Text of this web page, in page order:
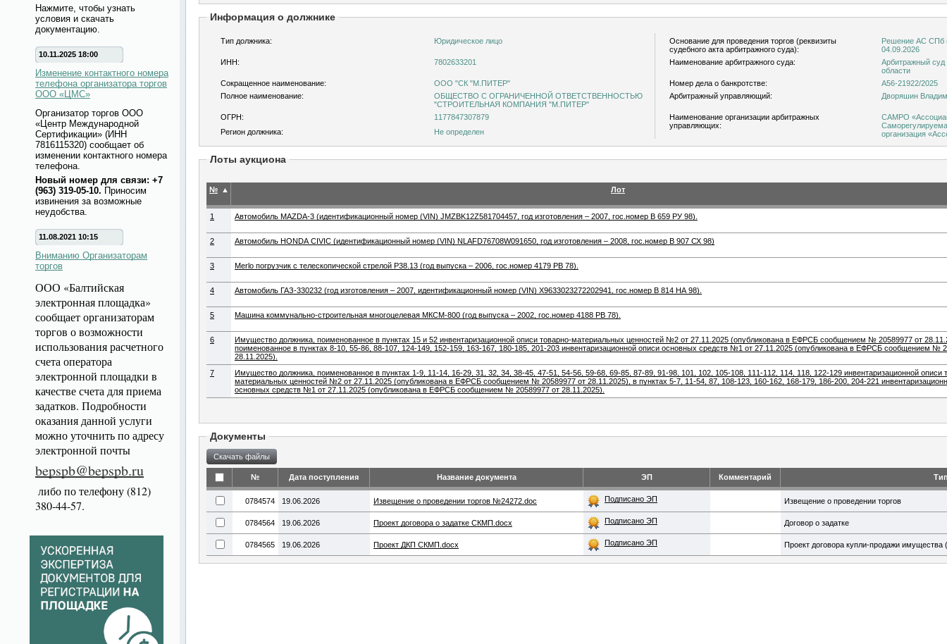
Нажмите, чтобы узнать
условия и скачать
документацию.
10.11.2025 18:00
Изменение контактного номера
телефона организатора торгов
ООО «ЦМС»
Организатор торгов ООО
«Центр Международной
Сертификации» (ИНН
7816115320) сообщает об
изменении контактного номера
телефона.
Новый номер для связи: +7
(963) 319-05-10. Приносим
извинения за возможные
неудобства.
11.08.2021 10:15
Вниманию Организаторам
торгов
ООО «Балтийская
электронная площадка»
сообщает организаторам
торгов о возможности
использования расчетного
счета оператора
электронной площадки в
качестве счета для приема
задатков. Подробности
оказания данной услуги
можно уточнить по адресу
электронной почты
bepspb@bepspb.ru
либо по телефону (812)
380-44-57.
Информация о должнике
Тип должника: Юридическое лицо
Основание для проведения торгов (реквизиты
судебного акта арбитражного суда):
Решение АС СПб
04.09.2026
ИНН:
7802633201 Наименование арбитражного суда:
Арбитражный суд
области
Сокращенное наименование:
ООО "СК "М.ПИТЕР" Номер дела о банкротстве:
А56-21922/2025
Полное наименование:
ОБЩЕСТВО С ОГРАНИЧЕННОЙ ОТВЕТСТВЕННОСТЬЮ
"СТРОИТЕЛЬНАЯ КОМПАНИЯ "М.ПИТЕР"
Арбитражный управляющий: Дворяшин
ОГРН: 1177847307879
Наименование организации арбитражных
управляющих:
САМРО
организация
Регион должника: Не определен
Лоты аукциона
№ ▲ Лот
1 Автомобиль MAZDA-3 (идентификационный номер (VIN) JMZBK12Z581704457, год изготовления – 2007, гос.номер В 659 РУ 98).
2 Автомобиль HONDA CIVIC (идентификационный номер (VIN) NLAFD76708W091650, год изготовления – 2008, гос.номер В 907 СХ 98)
3 Merlo погрузчик с телескопической стрелой Р38.13 (год выпуска – 2006, гос.номер 4179 РВ 78).
4 Автомобиль ГАЗ-330232 (год изготовления – 2007, идентификационный номер (VIN) Х9633023272202941, гос.номер В 814 НА 98).
5 Машина коммунально-строительная многоцелевая МКСМ-800 (год выпуска – 2002, гос.номер 4188 РВ 78).
6
Имущество должника, поименованное в пунктах 15 и 52 инвентаризационной описи товарно-материальных ценностей №2 от 27.11.2025 (опубликована в ЕФРСБ сообщением № 20589977 от
поименованное в пунктах 8-10, 55-86, 88-107, 124-149, 152-159, 163-167, 180-185, 201-203 инвентаризационной описи основных средств №1 от 27.11.2025 (опубликована в ЕФРСБ сообщением №
28.11.2025).
7
Имущество должника, поименованное в пунктах 1-9, 11-14, 16-29, 31, 32, 34, 38-45, 47-51, 54-56, 59-68, 69-85, 87-89, 91-98, 101, 102, 105-108, 111-112, 114, 118, 122-129 инвентаризационной описи
материальных ценностей №2 от 27.11.2025 (опубликована в ЕФРСБ сообщением № 20589977 от 28.11.2025), в пунктах 5-7, 11-54, 87, 108-123, 160-162, 168-179, 186-200, 204-221
основных средств №1 от 27.11.2025 (опубликована в ЕФРСБ сообщением № 20589977 от 28.11.2025).
Документы
№ Дата поступления Название документа ЭП Комментарий
0784574 19.06.2026 Извещение о проведении торгов №24272.doc Подписано ЭП Извещение о проведении торгов
0784564 19.06.2026 Проект договора о задатке СКМП.docx Подписано ЭП Договор о задатке
0784565 19.06.2026 Проект ДКП СКМП.docx Подписано ЭП Проект договора купли-продажи имущества